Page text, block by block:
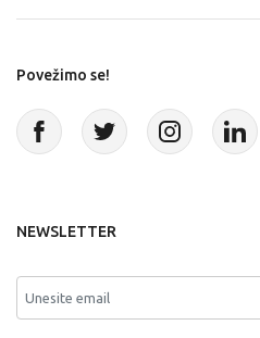
Povežimo se!
NEWSLETTER